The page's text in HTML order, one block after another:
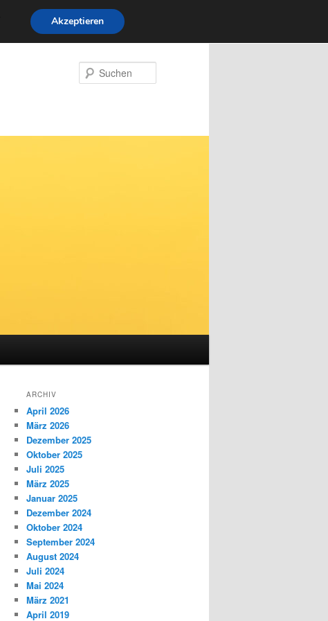
ARCHIV
April 2026
März 2026
Dezember 2025
Oktober 2025
Juli 2025
März 2025
Januar 2025
Dezember 2024
Oktober 2024
September 2024
August 2024
Juli 2024
Mai 2024
März 2021
April 2019
Akzeptieren